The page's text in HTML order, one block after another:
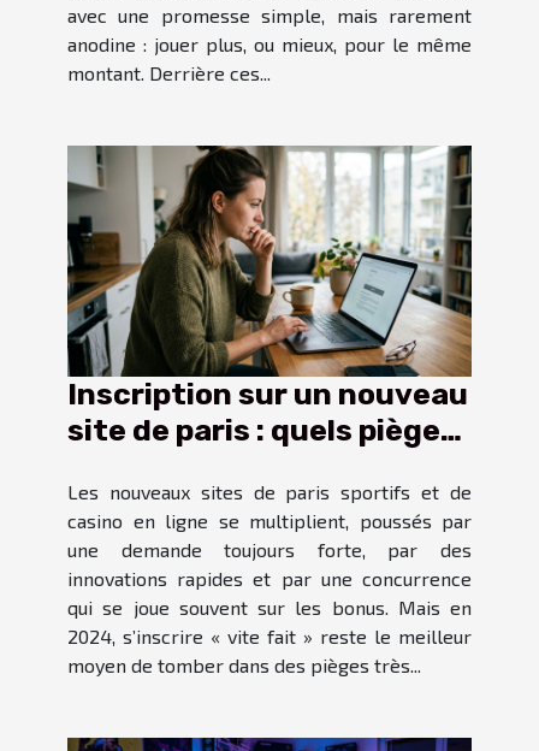
avec une promesse simple, mais rarement
anodine : jouer plus, ou mieux, pour le même
montant. Derrière ces...
Inscription sur un nouveau
site de paris : quels pièges
Les nouveaux sites de paris sportifs et de
casino en ligne se multiplient, poussés par
une demande toujours forte, par des
innovations rapides et par une concurrence
qui se joue souvent sur les bonus. Mais en
2024, s’inscrire « vite fait » reste le meilleur
moyen de tomber dans des pièges très...